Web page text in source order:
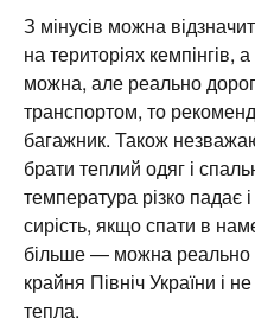
брати теплий одяг і
температура різко падає
сирість, якщо спати в
більше — можна реально
крайня Північ України і
тепла.
Також рекомендую не
мандрувати та купатись і
розташовані поряд —
на Світязі!